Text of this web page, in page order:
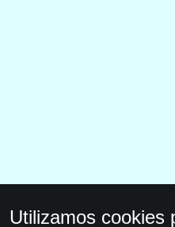
Utilizamos cookies